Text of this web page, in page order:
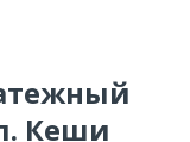
Кеши